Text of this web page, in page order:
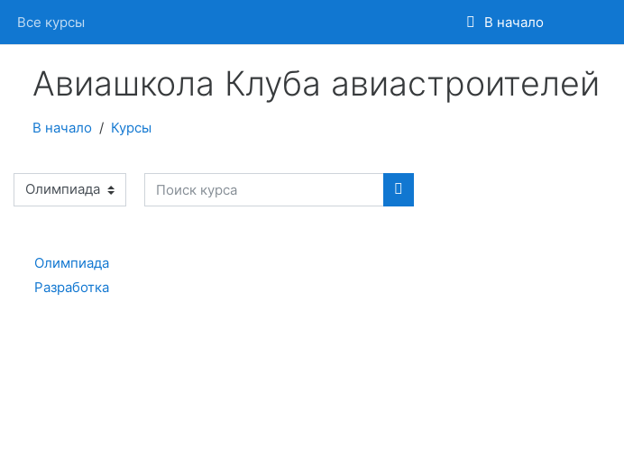
Все курсы В начало
В начало
Авиашкола Клуба авиастроителей
В начало Курсы
курсов
Поиск курса
Поиск курса
Олимпиада
Разработка